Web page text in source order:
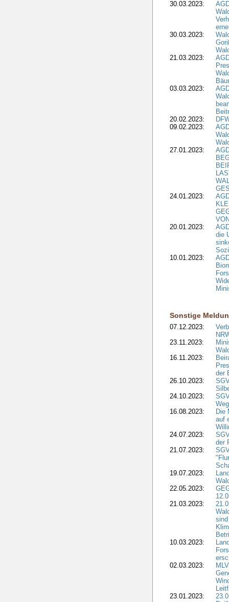
30.03.2023:
30.03.2023:
21.03.2023:
03.03.2023:
20.02.2023:
09.02.2023:
27.01.2023:
24.01.2023:
20.01.2023:
die
10.01.2023:
Sonstige
07.12.2023:
23.11.2023:
16.11.2023:
der
26.10.2023:
24.10.2023:
16.08.2023:
Die
auf
24.07.2023:
der
21.07.2023:
19.07.2023:
22.05.2023:
21.03.2023:
10.03.2023:
02.03.2023:
23.01.2023: